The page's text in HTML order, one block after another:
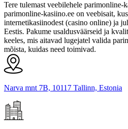
Tere tulemast veebilehele parimonline-
parimonline-kasiino.ee on veebisait,
internetikasiinodest (casino online) ja
Eestis. Pakume usaldusväärseid ja
keeles, mis aitavad lugejatel valida
mõista, kuidas need toimivad.
Narva mnt 7B, 10117 Tallinn, Estonia